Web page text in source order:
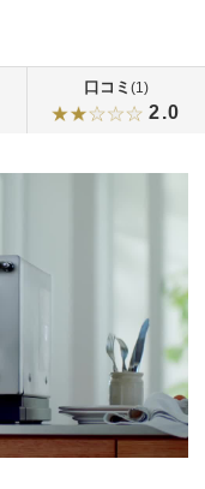
口コミ (1)
2.0